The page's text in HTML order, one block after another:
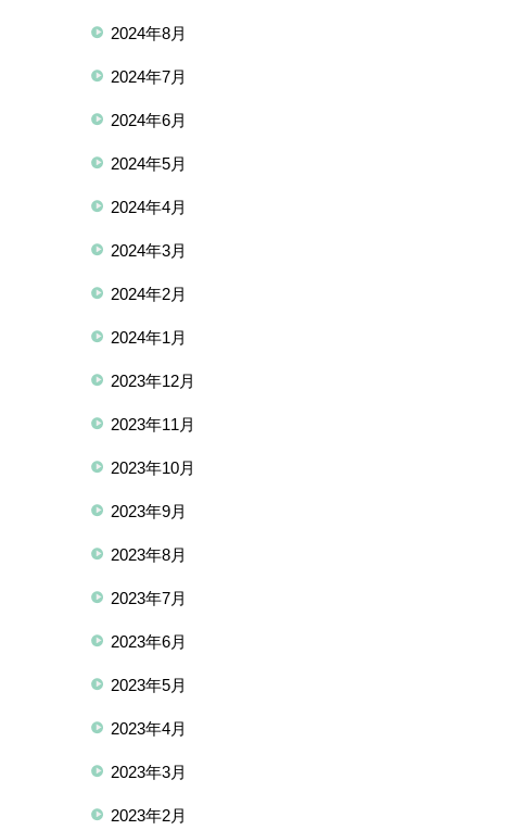
2024年8月
2024年7月
2024年6月
2024年5月
2024年4月
2024年3月
2024年2月
2024年1月
2023年12月
2023年11月
2023年10月
2023年9月
2023年8月
2023年7月
2023年6月
2023年5月
2023年4月
2023年3月
2023年2月